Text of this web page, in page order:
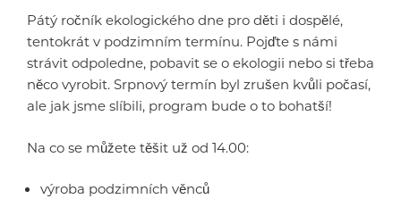
Pátý ročník ekologického dne pro děti i dospělé,
tentokrát v podzimním termínu. Pojďte s námi
strávit odpoledne, pobavit se o ekologii nebo si třeba
něco vyrobit. Srpnový termín byl zrušen kvůli počasí,
ale jak jsme slíbili, program bude o to bohatší!
Na co se můžete těšit už od 14.00:
výroba podzimních věnců